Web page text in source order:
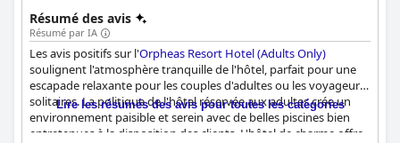
esthétisme, des chambres avec un jacuzzi privé et des suites
avec une piscine privée offrant le summum de l'insouciance et
de la relaxation tout en faisant en sorte que chaque client se
sente chez lui.
Résumé des avis
Résumé par IA
Les avis positifs sur l'Orpheas Resort Hotel (Adults Only)
soulignent l'atmosphère tranquille de l'hôtel, parfait pour une
escapade relaxante pour les couples d'adultes ou les voyageurs
solitaires. La politique de l'hôtel réservée aux adultes crée un
environnement paisible et serein avec de belles piscines bien
entretenues à la disposition des clients. L'hôtel de charme offre
Lire les résumés des avis pour toutes les catégories